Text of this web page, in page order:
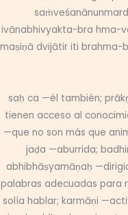
ivānabhivyakta-bra hma-
maṣiṇā dvijātir iti brahma-
saḥ ca —él también;
tienen acceso al
—que no son más que
jaḍa —aburrida;
abhibhāṣyamāṇaḥ
palabras adecuadas para
solía hablar; karmāṇi